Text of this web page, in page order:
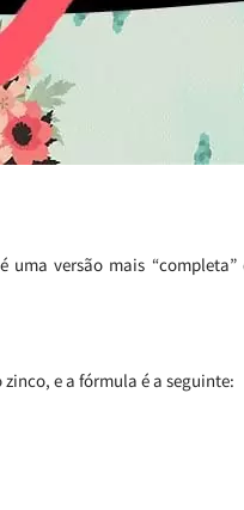
é uma versão mais
e a fórmula é a seguinte: